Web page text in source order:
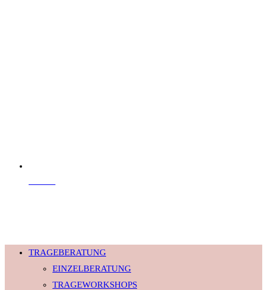
TRAGEBERATUNG
EINZELBERATUNG
TRAGEWORKSHOPS